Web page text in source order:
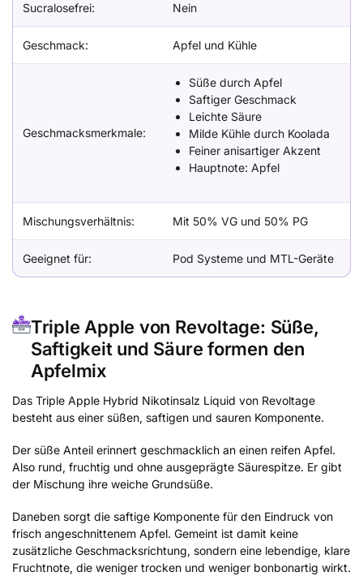
Sucralosefrei: Nein
Geschmack: Apfel und Kühle
Geschmacksmerkmale:
Süße durch Apfel
Saftiger Geschmack
Leichte Säure
Milde Kühle durch Koolada
Feiner anisartiger Akzent
Hauptnote: Apfel
Mischungsverhältnis: Mit 50% VG und 50% PG
Geeignet für: Pod Systeme und MTL-Geräte
Triple Apple von Revoltage: Süße,
Saftigkeit und Säure formen den
Apfelmix
Das Triple Apple Hybrid Nikotinsalz Liquid von Revoltage
besteht aus einer süßen, saftigen und sauren Komponente.
Der süße Anteil erinnert geschmacklich an einen reifen Apfel.
Also rund, fruchtig und ohne ausgeprägte Säurespitze. Er gibt
der Mischung ihre weiche Grundsüße.
Daneben sorgt die saftige Komponente für den Eindruck von
frisch angeschnittenem Apfel. Gemeint ist damit keine
zusätzliche Geschmacksrichtung, sondern eine lebendige, klare
Fruchtnote, die weniger trocken und weniger bonbonartig wirkt.